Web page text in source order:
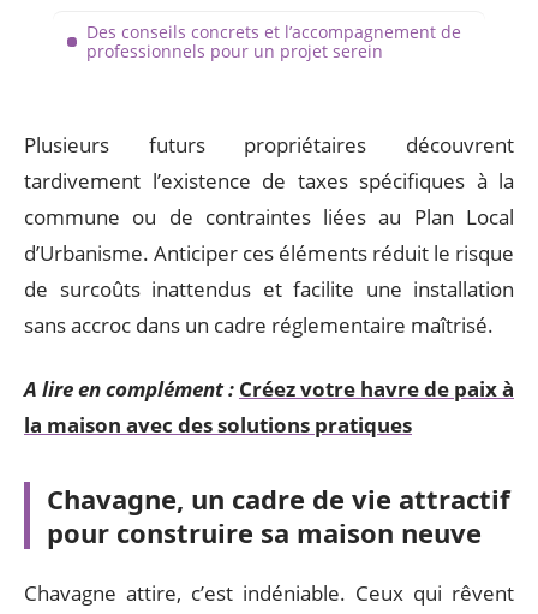
Des conseils concrets et l’accompagnement de
professionnels pour un projet serein
Plusieurs futurs propriétaires découvrent
tardivement l’existence de taxes spécifiques à la
commune ou de contraintes liées au Plan Local
d’Urbanisme. Anticiper ces éléments réduit le risque
de surcoûts inattendus et facilite une installation
sans accroc dans un cadre réglementaire maîtrisé.
A lire en complément : Créez votre havre de paix à
la maison avec des solutions pratiques
Chavagne, un cadre de vie attractif
pour construire sa maison neuve
Chavagne attire, c’est indéniable. Ceux qui rêvent